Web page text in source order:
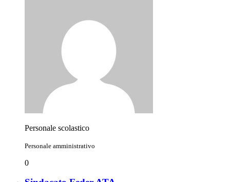
Personale scolastico
Personale amministrativo
0